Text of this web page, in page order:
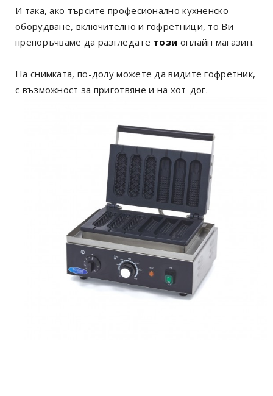
И така, ако търсите професионално кухненско
оборудване, включително и гофретници, то Ви
препоръчваме да разгледате този онлайн магазин.
На снимката, по-долу можете да видите гофретник,
с възможност за приготвяне и на хот-дог.